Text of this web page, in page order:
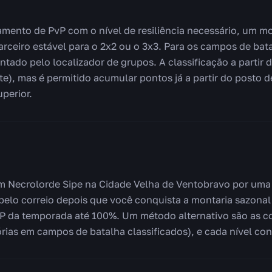
de PvP com o nível de resiliência necessário, um
estável para o 2x2 ou o 3x3. Para os campos de
pelo localizador de grupos. A classificação a partir
mas é permitido acumular pontos já a partir do posto
Necrolorde Sipe na Cidade Velha de Ventobravo por
correio depois que você conquista a montaria
da temporada até 100%. Um método alternativo são as
em campos de batalha classificados), e cada nível